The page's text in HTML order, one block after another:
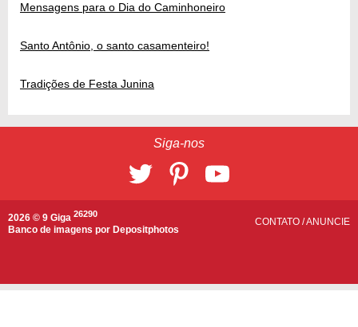
Mensagens para o Dia do Caminhoneiro
Santo Antônio, o santo casamenteiro!
Tradições de Festa Junina
Siga-nos
2026 © 9 Giga 26290
Banco de imagens por Depositphotos
CONTATO /ANUNCIE